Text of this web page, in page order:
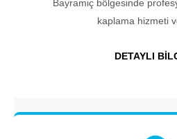
Bayramiç bölgesinde
kaplama hizmeti
DETAYLI